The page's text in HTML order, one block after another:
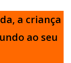
a criança
ao seu